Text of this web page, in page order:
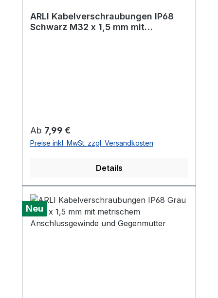
ARLI Kabelverschraubungen IP68
Schwarz M32 x 1,5 mm mit
Regulärer Preis:
Ab 7,99 €
Preise inkl. MwSt. zzgl. Versandkosten
Details
Neu